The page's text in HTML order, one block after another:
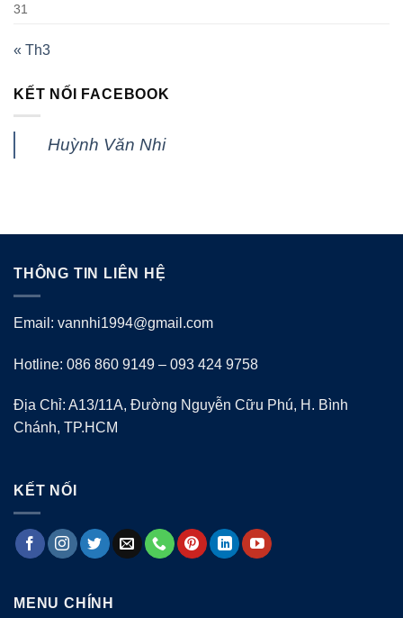
31
« Th3
KẾT NỐI FACEBOOK
Huỳnh Văn Nhi
THÔNG TIN LIÊN HỆ
Email: vannhi1994@gmail.com
Hotline: 086 860 9149 – 093 424 9758
Địa Chỉ: A13/11A, Đường Nguyễn Cữu Phú, H. Bình
Chánh, TP.HCM
KẾT NỐI
MENU CHÍNH